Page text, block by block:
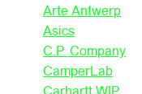
Arte Antwerp
Asics
C.P. Company
CamperLab